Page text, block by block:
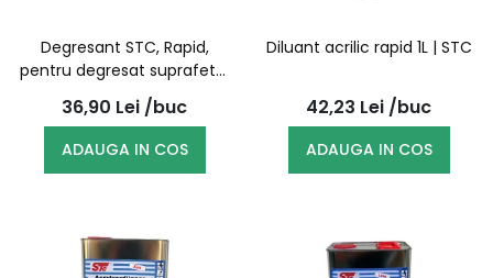
Degresant STC, Rapid,
pentru degresat suprafete,
36,90 Lei /buc
ADAUGA IN COS
Diluant acrilic rapid 1L | STC
42,23 Lei /buc
ADAUGA IN COS